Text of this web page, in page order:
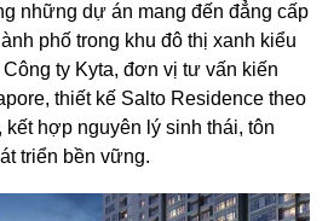
những dự án mang đến đẳng cấp
phố trong khu đô thị xanh kiểu
ty Kyta, đơn vị tư vấn kiến
thiết kế Salto Residence theo
hợp nguyên lý sinh thái, tôn
triển bền vững.